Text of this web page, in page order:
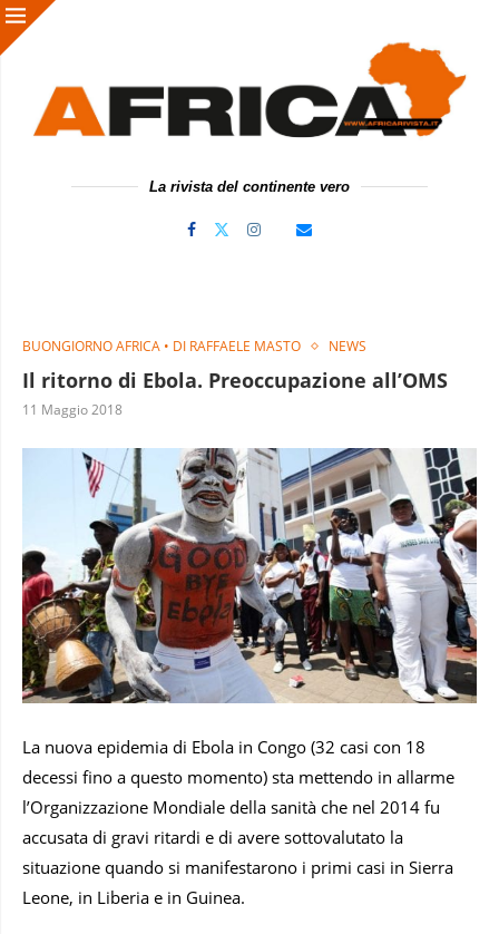
La rivista del continente vero
BUONGIORNO AFRICA • DI RAFFAELE MASTO NEWS
Il ritorno di Ebola. Preoccupazione all’OMS
11 Maggio 2018
La nuova epidemia di Ebola in Congo (32 casi con 18
decessi fino a questo momento) sta mettendo in allarme
l’Organizzazione Mondiale della sanità che nel 2014 fu
accusata di gravi ritardi e di avere sottovalutato la
situazione quando si manifestarono i primi casi in Sierra
Leone, in Liberia e in Guinea.